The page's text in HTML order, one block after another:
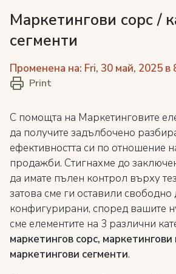
Маркетингови сорс /
сегменти
Променена на: Fri, 30 май, 2025 в
Print
С помощта на Маркетинговите
да получите задълбочено
ефективността си по отношение
продажби. Стигнахме до
да имате пълен контрол върху
затова сме ги оставили свободно
конфигурирани, според вашите
сме елементите на 3 различни
маркетингов сорс, маркетингови
маркетингови сегменти.